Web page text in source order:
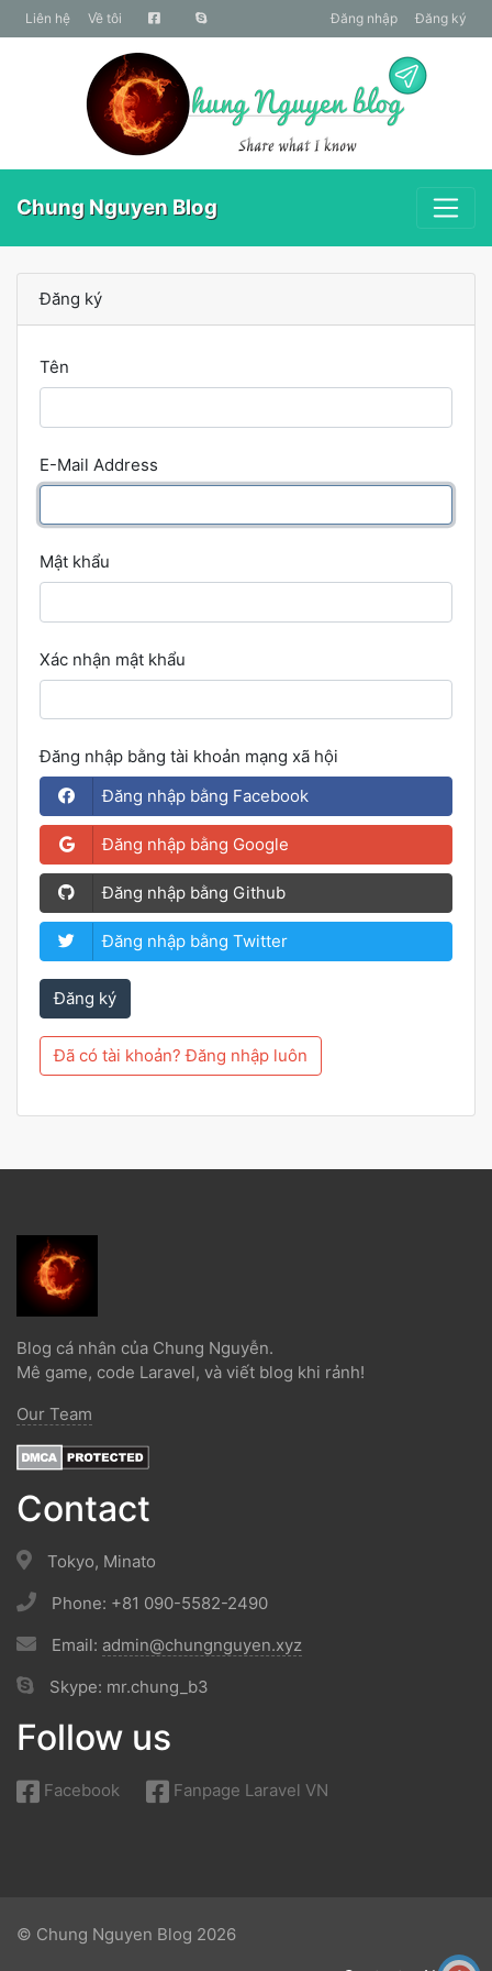
liên hệ Về tôi Đăng nhập Đăng ký
Chung Nguyen Blog
Đăng ký
Tên
E-Mail Address
Mật khẩu
Xác nhận mật khẩu
Đăng nhập bằng tài khoản mạng xã hội
Đăng nhập bằng Facebook
Đăng nhập bằng Google
Đăng nhập bằng Github
Đăng nhập bằng Twitter
Đăng ký
Đã có tài khoản? Đăng nhập luôn
Blog cá nhân của Chung Nguyễn.
Mê game, code Laravel, và viết blog khi rảnh!
Our Team
Contact
Tokyo, Minato
Phone: +81 090-5582-2490
Email: admin@chungnguyen.xyz
Skype: mr.chung_b3
Follow us
Facebook Fanpage Laravel VN
© Chung Nguyen Blog 2026